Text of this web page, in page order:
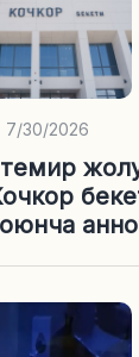
7/30/2026